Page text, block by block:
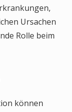
Ursachen
Rolle beim
können